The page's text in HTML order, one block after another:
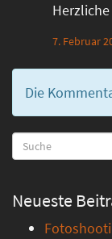
7. Februar
Die
Neueste